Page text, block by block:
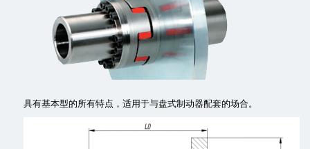
具有基本型的所有特点，适用于与盘式制动器配套的场合。